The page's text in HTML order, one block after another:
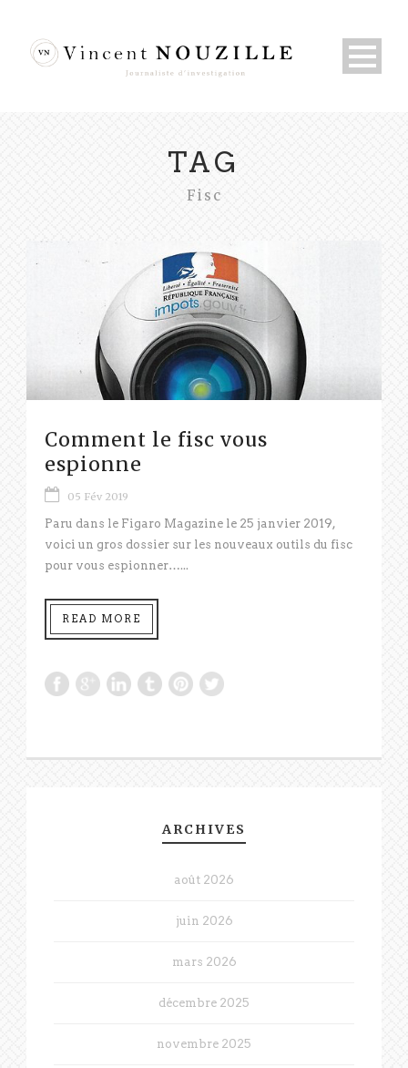
TAG
Fisc
Comment le fisc vous
espionne
05 Fév 2019
Paru dans le Figaro Magazine le 25 janvier 2019,
voici un gros dossier sur les nouveaux outils du fisc
pour vous espionner…...
READ MORE
ARCHIVES
août 2026
juin 2026
mars 2026
décembre 2025
novembre 2025